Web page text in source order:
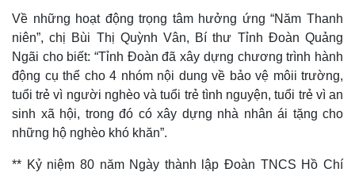
Thế giới
Quan sát
Cuộc sống đó đây
Multimedia
Video
Infographic
Về những hoạt động trọng tâm hưởng ứng “Năm Thanh
niên”, chị Bùi Thị Quỳnh Vân, Bí thư Tỉnh Đoàn Quảng
Ngãi cho biết: “Tỉnh Đoàn đã xây dựng chương trình hành
động cụ thể cho 4 nhóm nội dung về bảo vệ môii trường,
tuổi trẻ vì người nghèo và tuổi trẻ tình nguyện, tuổi trẻ vì an
sinh xã hội, trong đó có xây dựng nhà nhân ái tặng cho
những hộ nghèo khó khăn”.
** Kỷ niệm 80 năm Ngày thành lập Đoàn TNCS Hồ Chí